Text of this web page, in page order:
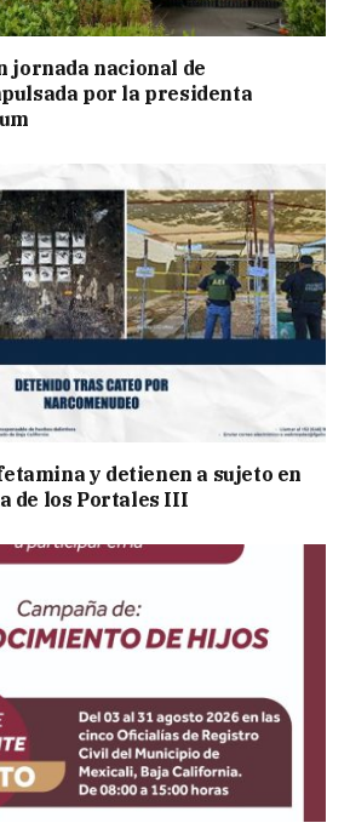
jornada nacional de
por la presidenta
y detienen a sujeto en
de los Portales III